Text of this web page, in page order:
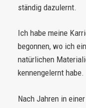
ständig dazulernt.
Ich habe meine
begonnen, wo ich
natürlichen
kennengelernt habe.
Nach Jahren in